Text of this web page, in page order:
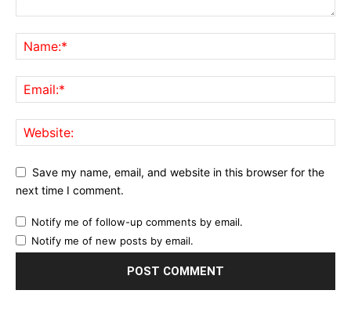
Save my name, email, and website in this browser for the
next time I comment.
Notify me of follow-up comments by email.
Notify me of new posts by email.